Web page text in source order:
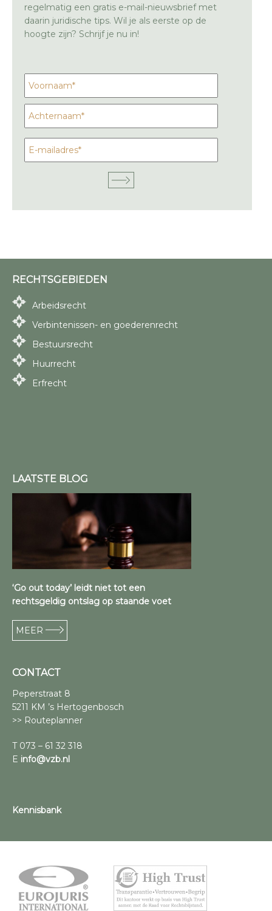
regelmatig een gratis e-mail-nieuwsbrief met
daarin juridische tips. Wil je als eerste op de
hoogte zijn? Schrijf je nu in!
RECHTSGEBIEDEN
Arbeidsrecht
Verbintenissen- en goederenrecht
Bestuursrecht
Huurrecht
Erfrecht
LAATSTE BLOG
‘Go out today’ leidt niet tot een
rechtsgeldig ontslag op staande voet
MEER
CONTACT
Peperstraat 8
5211 KM ’s Hertogenbosch
>> Routeplanner
T 073 – 61 32 318
E info@vzb.nl
Kennisbank